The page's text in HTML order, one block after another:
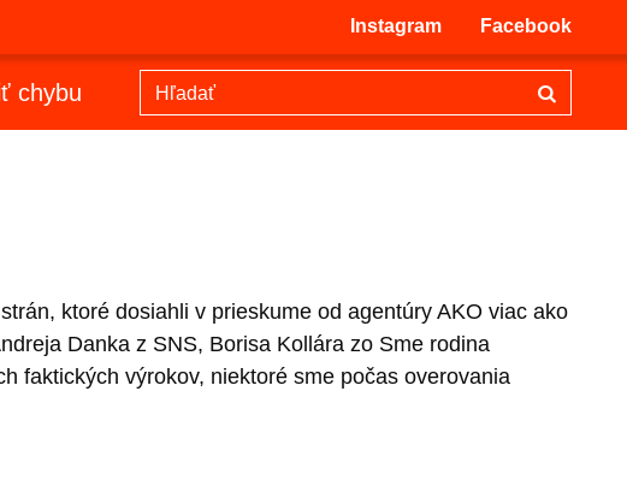
Instagram Facebook
chybu
ktoré dosiahli v prieskume od agentúry AKO viac ako
Danka z SNS, Borisa Kollára zo Sme rodina
faktických výrokov, niektoré sme počas overovania